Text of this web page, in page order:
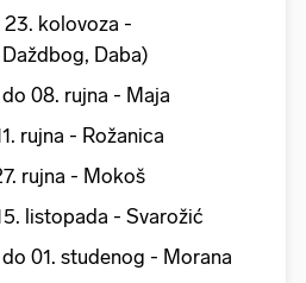
kolovoza -
Daba)
08. rujna - Maja
rujna - Rožanica
rujna - Mokoš
listopada - Svarožić
01. studenog - Morana